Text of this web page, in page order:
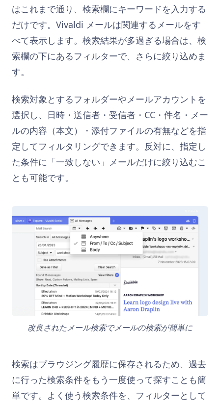
はこれまで通り、検索欄にキーワードを入力する
だけです。Vivaldi メールは関連するメールをす
べて表示します。検索結果が多過ぎる場合は、検
索欄の下にあるフィルターで、さらに絞り込めま
す。
検索対象とするフォルダーやメールアカウントを
選択し、日時・送信者・受信者・CC・件名・メー
ルの内容（本文）・添付ファイルの有無などを指
定してフィルタリングできます。反対に、指定し
た条件に「一致しない」メールだけに絞り込むこ
とも可能です。
改良されたメール検索でメールの検索が簡単に
検索はブラウジング履歴に保存されるため、過去
に行った検索条件をもう一度使って探すことも簡
単です。よく使う検索条件を、フィルターとして